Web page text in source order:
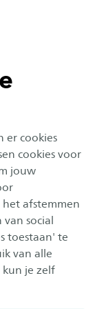
er cookies
cookies voor
jouw
afstemmen
social
toestaan' te
van alle
kun je zelf
niet!
Ad Software
met je.
Een
neemt bij
weten wat
studeren
eerste weken
tijdens de Meet
voor de